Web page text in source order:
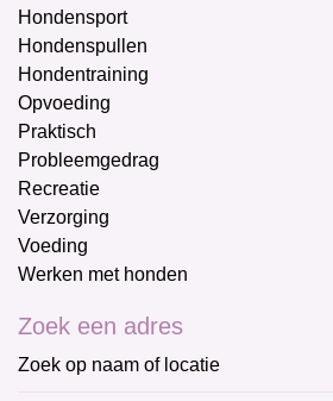
Hondensport
Hondenspullen
Hondentraining
Opvoeding
Praktisch
Probleemgedrag
Recreatie
Verzorging
Voeding
Werken met honden
Zoek een adres
Zoek op naam of locatie